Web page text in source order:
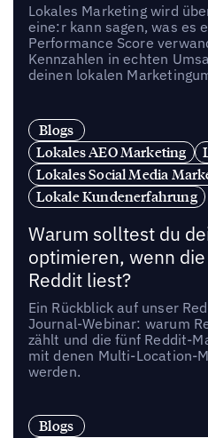
Lokales Marketing wird
eine:r kann sagen, was es
Performance Score
Kennzahlen in echten
deinen lokalen
Blogs
Lokales AEO Marketing
Lokales Social Media
Lokale Kundenerfahrung
Warum solltest du
optimieren, wenn
Reddit liest?
Ein Rückblick auf unser
Journal-Webinar: warum
zählt und die fünf Reddit-
mit denen Multi-Location-
werden.
Blogs